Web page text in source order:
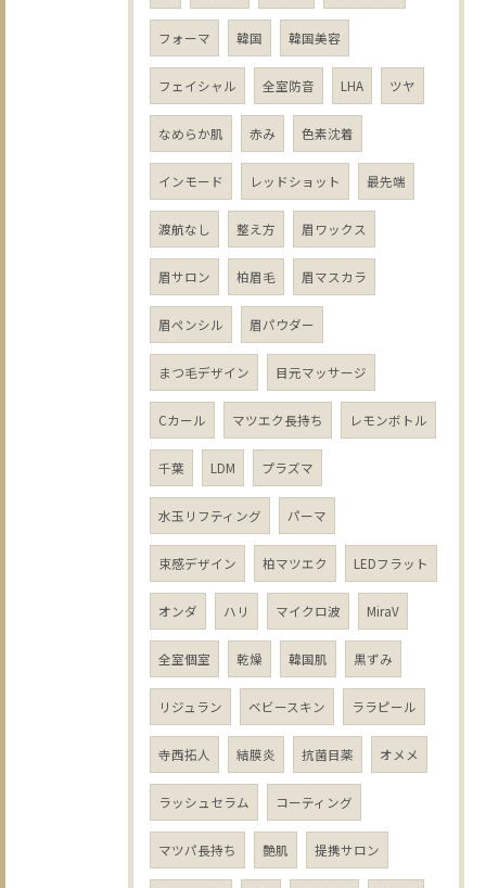
フォーマ 韓国 韓国美容
フェイシャル 全室防音 LHA ツヤ
なめらか肌 赤み 色素沈着
インモード レッドショット 最先端
渡航なし 整え方 眉ワックス
眉サロン 柏眉毛 眉マスカラ
眉ペンシル 眉パウダー
まつ毛デザイン 目元マッサージ
Cカール マツエク長持ち レモンボトル
千葉 LDM プラズマ
水玉リフティング パーマ
束感デザイン 柏マツエク LEDフラット
オンダ ハリ マイクロ波 MiraV
全室個室 乾燥 韓国肌 黒ずみ
リジュラン ベビースキン ララピール
寺西拓人 結膜炎 抗菌目薬 オメメ
ラッシュセラム コーティング
マツパ長持ち 艶肌 提携サロン